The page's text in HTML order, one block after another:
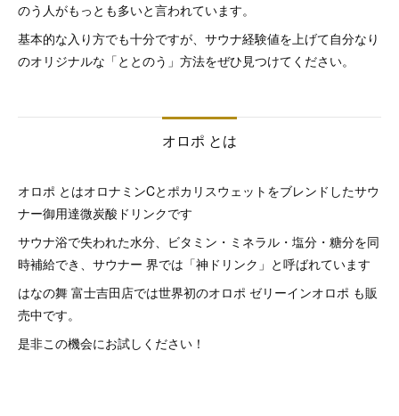
のう人がもっとも多いと言われています。
基本的な入り方でも十分ですが、サウナ経験値を上げて自分なり
のオリジナルな「ととのう」方法をぜひ見つけてください。
オロポ とは
オロポ とはオロナミンCとポカリスウェットをブレンドしたサウ
ナー御用達微炭酸ドリンクです
サウナ浴で失われた水分、ビタミン・ミネラル・塩分・糖分を同
時補給でき、サウナー 界では「神ドリンク」と呼ばれています
はなの舞 富士吉田店では世界初のオロポ ゼリーインオロポ も販
売中です。
是非この機会にお試しください！